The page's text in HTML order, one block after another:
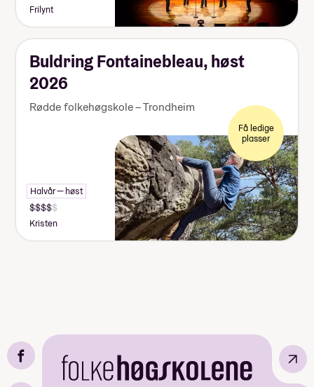
Frilynt
Buldring Fontainebleau, høst
2026
Rødde folkehøgskole – Trondheim
Få ledige
plasser
Halvår — høst
Kristen
↗